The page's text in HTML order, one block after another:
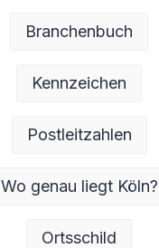
Branchenbuch
Kennzeichen
Postleitzahlen
Wo genau liegt Köln?
Ortsschild